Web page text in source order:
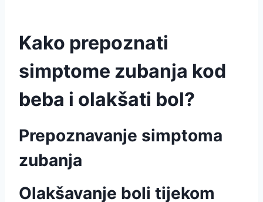
Kako prepoznati
simptome zubanja kod
beba i olakšati bol?
Prepoznavanje simptoma
zubanja
Olakšavanje boli tijekom